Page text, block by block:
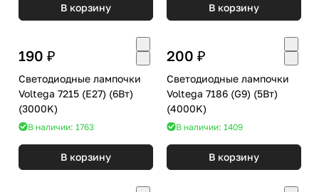
В корзину В корзину
190 ₽
Светодиодные лампочки
Voltega 7215 (E27) (6Вт)
(3000K)
В наличии: 1763
В корзину
200 ₽
Светодиодные лампочки
Voltega 7186 (G9) (5Вт)
(4000K)
В наличии: 1409
В корзину